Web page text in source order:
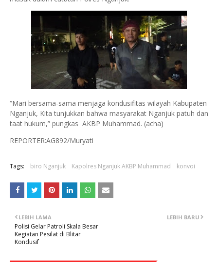
“Mari bersama-sama menjaga kondusifitas wilayah Kabupaten
Nganjuk, Kita tunjukkan bahwa masyarakat Nganjuk patuh dan
taat hukum,” pungkas AKBP Muhammad. (acha)
REPORTER:AG892/Muryati
Tags: biro Nganjuk Kapolres Nganjuk AKBP Muhammad konvoi
LEBIH BARU
LEBIH LAMA
Polisi Gelar Patroli Skala Besar
Kegiatan Pesilat di Blitar
Kondusif